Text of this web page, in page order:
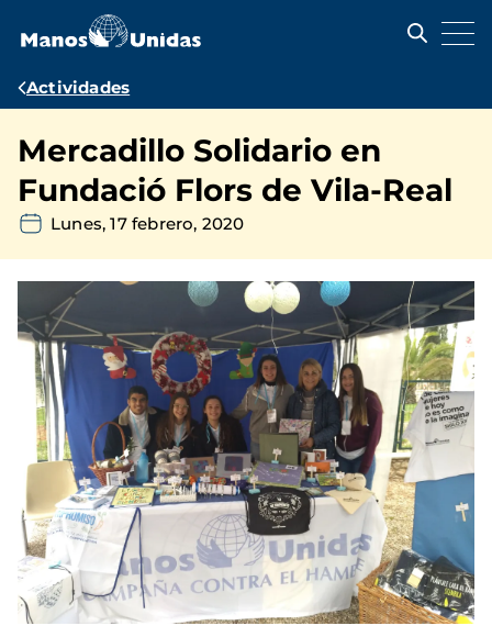
contenido
Ruta
navegación
Actividades
Mercadillo Solidario en
Fundació Flors de Vila-Real
Lunes, 17 febrero, 2020